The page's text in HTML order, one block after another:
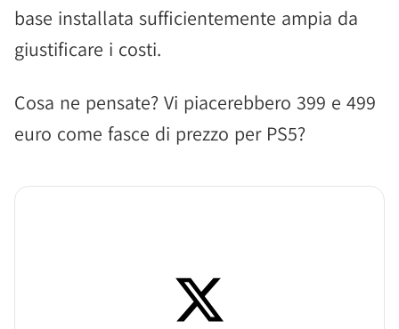
base installata sufficientemente ampia da
giustificare i costi.
Cosa ne pensate? Vi piacerebbero 399 e 499
euro come fasce di prezzo per PS5?